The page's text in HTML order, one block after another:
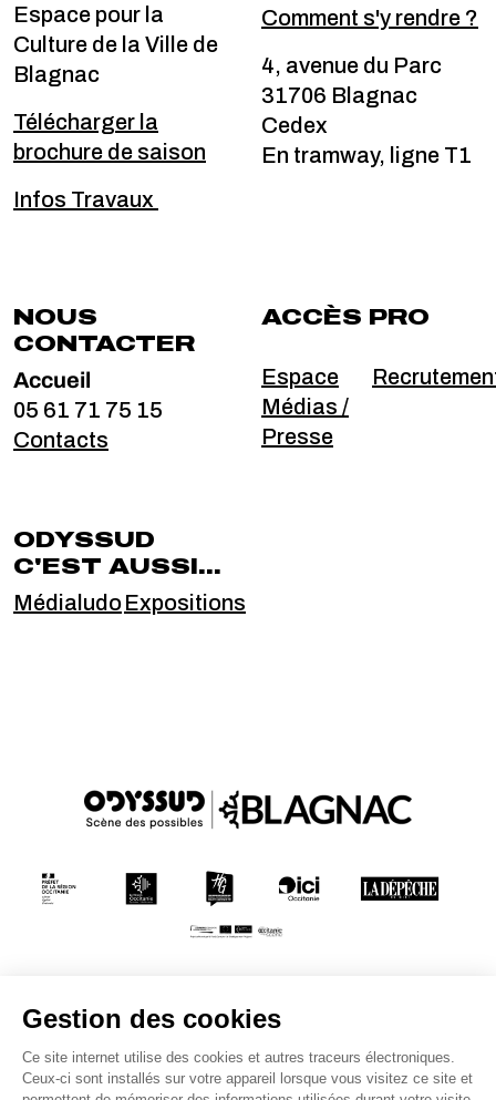
Espace pour la
Culture de la Ville de
Blagnac
Télécharger la
brochure de saison
Infos Travaux
Comment s'y rendre ?
4, avenue du Parc
31706 Blagnac
Cedex
En tramway, ligne T1
NOUS
CONTACTER
Accueil
05 61 71 75 15
Contacts
ACCÈS PRO
Espace
Médias /
Presse
ODYSSUD
C'EST AUSSI...
MédialudoExpositions
Conditions générales de vente
Mentions légales
Politique de confidentialité